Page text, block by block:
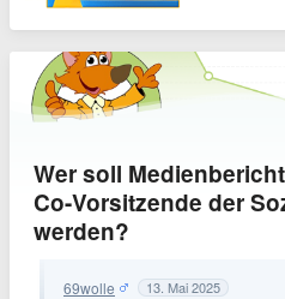
Wer soll
Co-Vorsitzende der
werden?
69wolle 13. Mai 2025